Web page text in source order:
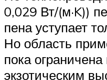
0,029 Вт/(м·K))
пена уступает
Но область
пока
экзотическим